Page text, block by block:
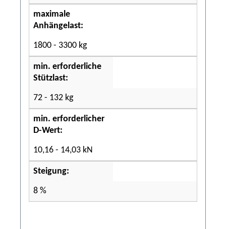
maximale
Anhängelast:
1800 - 3300 kg
min. erforderliche
Stützlast:
72 - 132 kg
min. erforderlicher
D-Wert:
10,16 - 14,03 kN
Steigung:
8 %